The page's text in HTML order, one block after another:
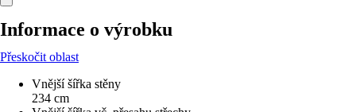
Informace o výrobku
Přeskočit oblast
Vnější šířka stěny
234 cm